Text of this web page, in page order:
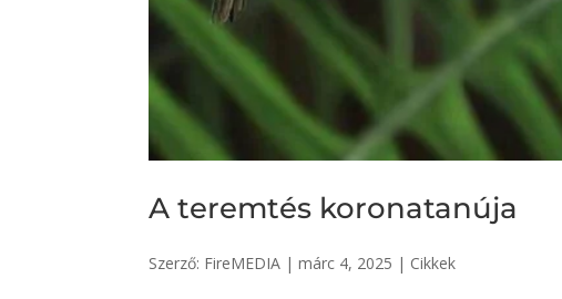
A teremtés koronatanúja
Szerző: FireMEDIA |márc 4, 2025 | Cikkek